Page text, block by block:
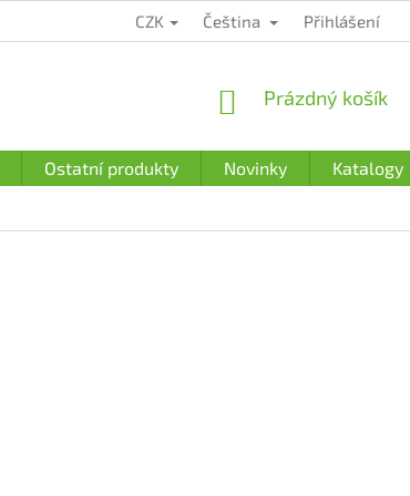
PODMÍNKY OCHRANY OSOBNÍCH
CZK Čeština Přihlášení
NÁKUPNÍ
Prázdný košík
Ostatní produkty Novinky Katalogy